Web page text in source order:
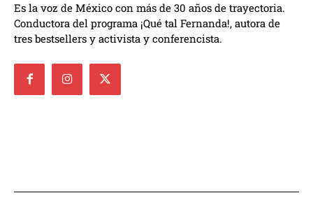
Es la voz de México con más de 30 años de trayectoria.
Conductora del programa ¡Qué tal Fernanda!, autora de
tres bestsellers y activista y conferencista.